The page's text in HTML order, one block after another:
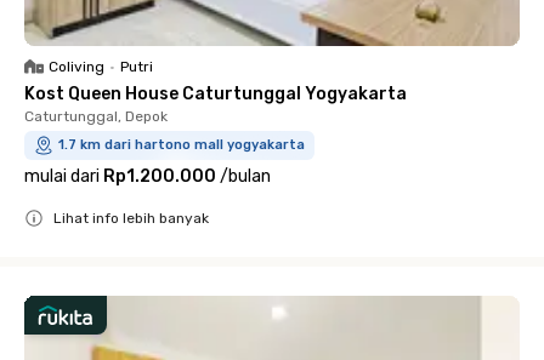
Coliving • Putri
Kost Queen House Caturtunggal Yogyakarta
Caturtunggal, Depok
1.7 km dari hartono mall yogyakarta
mulai dari Rp1.200.000 /bulan
Lihat info lebih banyak